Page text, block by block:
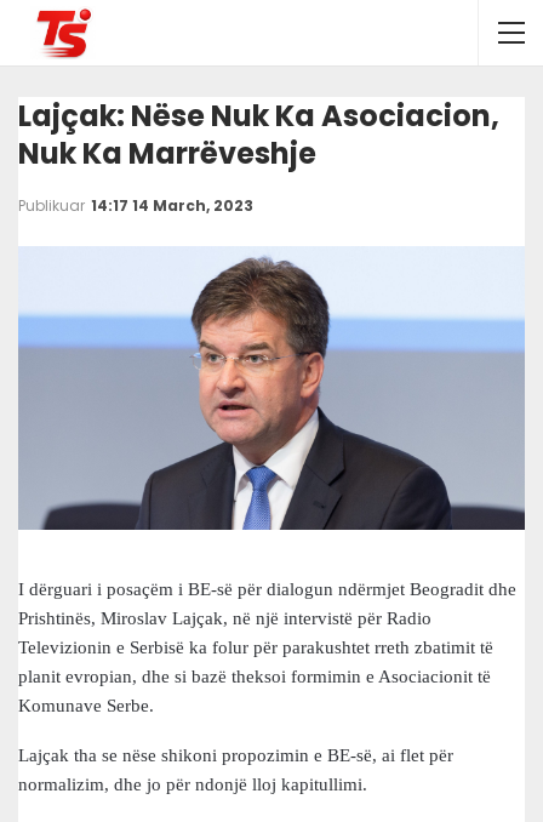
Lajçak: Nëse Nuk Ka Asociacion,
Nuk Ka Marrëveshje
Publikuar 14:17 14 March, 2023
I dërguari i posaçëm i BE-së për dialogun ndërmjet Beogradit dhe
Prishtinës, Miroslav Lajçak, në një intervistë për Radio
Televizionin e Serbisë ka folur për parakushtet rreth zbatimit të
planit evropian, dhe si bazë theksoi formimin e Asociacionit të
Komunave Serbe.
Lajçak tha se nëse shikoni propozimin e BE-së, ai flet për
normalizim, dhe jo ​​për ndonjë lloj kapitullimi.